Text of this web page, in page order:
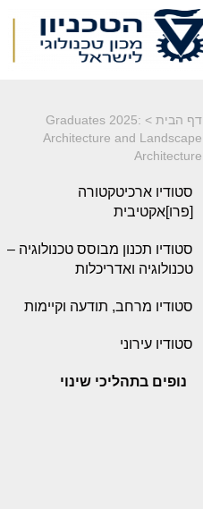
דף הבית >
Graduates 2025:
Architecture and Landscape
Architecture
סטודיו ארכיטקטורה
[פרו]אקטיבית
סטודיו תכנון מבוסס טכנולוגיה –
טכנולוגיה ואדריכלות
סטודיו מרחב, תודעה וקיימות
סטודיו עירוני
נופים בתהליכי שינוי